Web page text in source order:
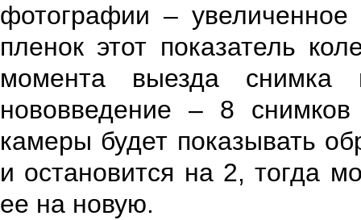
фотографии –
пленок этот показатель
момента выезда
нововведение – 8
камеры будет показывать
и остановится на 2, тогда
ее на новую.